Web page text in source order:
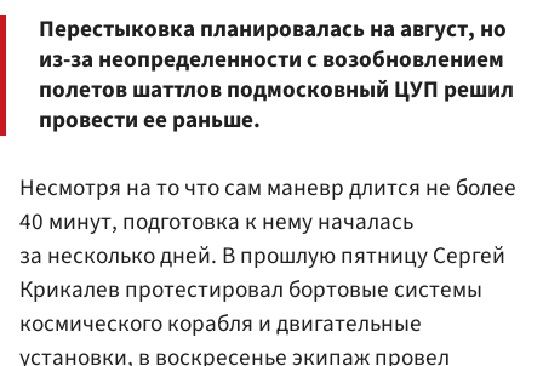
Перестыковка планировалась на август, но
из-за неопределенности с возобновлением
полетов шаттлов подмосковный ЦУП решил
провести ее раньше.
Несмотря на то что сам маневр длится не более
40 минут, подготовка к нему началась
за несколько дней. В прошлую пятницу Сергей
Крикалев протестировал бортовые системы
космического корабля и двигательные
установки, в воскресенье экипаж провел